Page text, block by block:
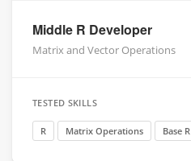
Middle R Developer
Matrix and Vector Operations
TESTED SKILLS
R Matrix Operations Base R